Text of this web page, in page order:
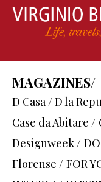
MAGAZINES/
D Casa / D la
Case da Abitare /
Designweek /
Florense / FOR